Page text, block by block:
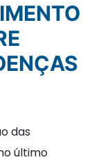
das
último